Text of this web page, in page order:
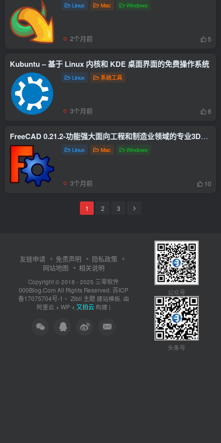
Linux Mac Windows
2个月前 5
Kubuntu – 基于 Linux 内核和 KDE 桌面界面的免费操作系统
Linux 系统工具
3个月前 8
FreeCAD 0.21.2-功能强大面向工程和制造业领域的专业3D建模软件
Linux Mac Windows
3个月前 10
1 2 3
友链申请 免责声明
隐私政策
网站地图
相关说明
Copyright © 2018 - 2025 三零软件
000Blog.Com All Rights Reserved. 苏ICP
备17075704号-1 ・ Zibll 主题建站模板. 由
阿里云 + WP + 又拍云构建 |
公众号
头条号